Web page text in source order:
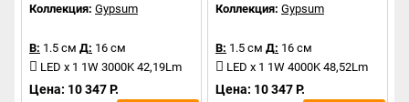
Коллекция: Gypsum
В: 1.5 см Д: 16 см
LED x 1 1W 3000K 42,19Lm
Цена: 10 347 Р.
Коллекция: Gypsum
В: 1.5 см Д: 16 см
LED x 1 1W 4000K 48,52Lm
Цена: 10 347 Р.